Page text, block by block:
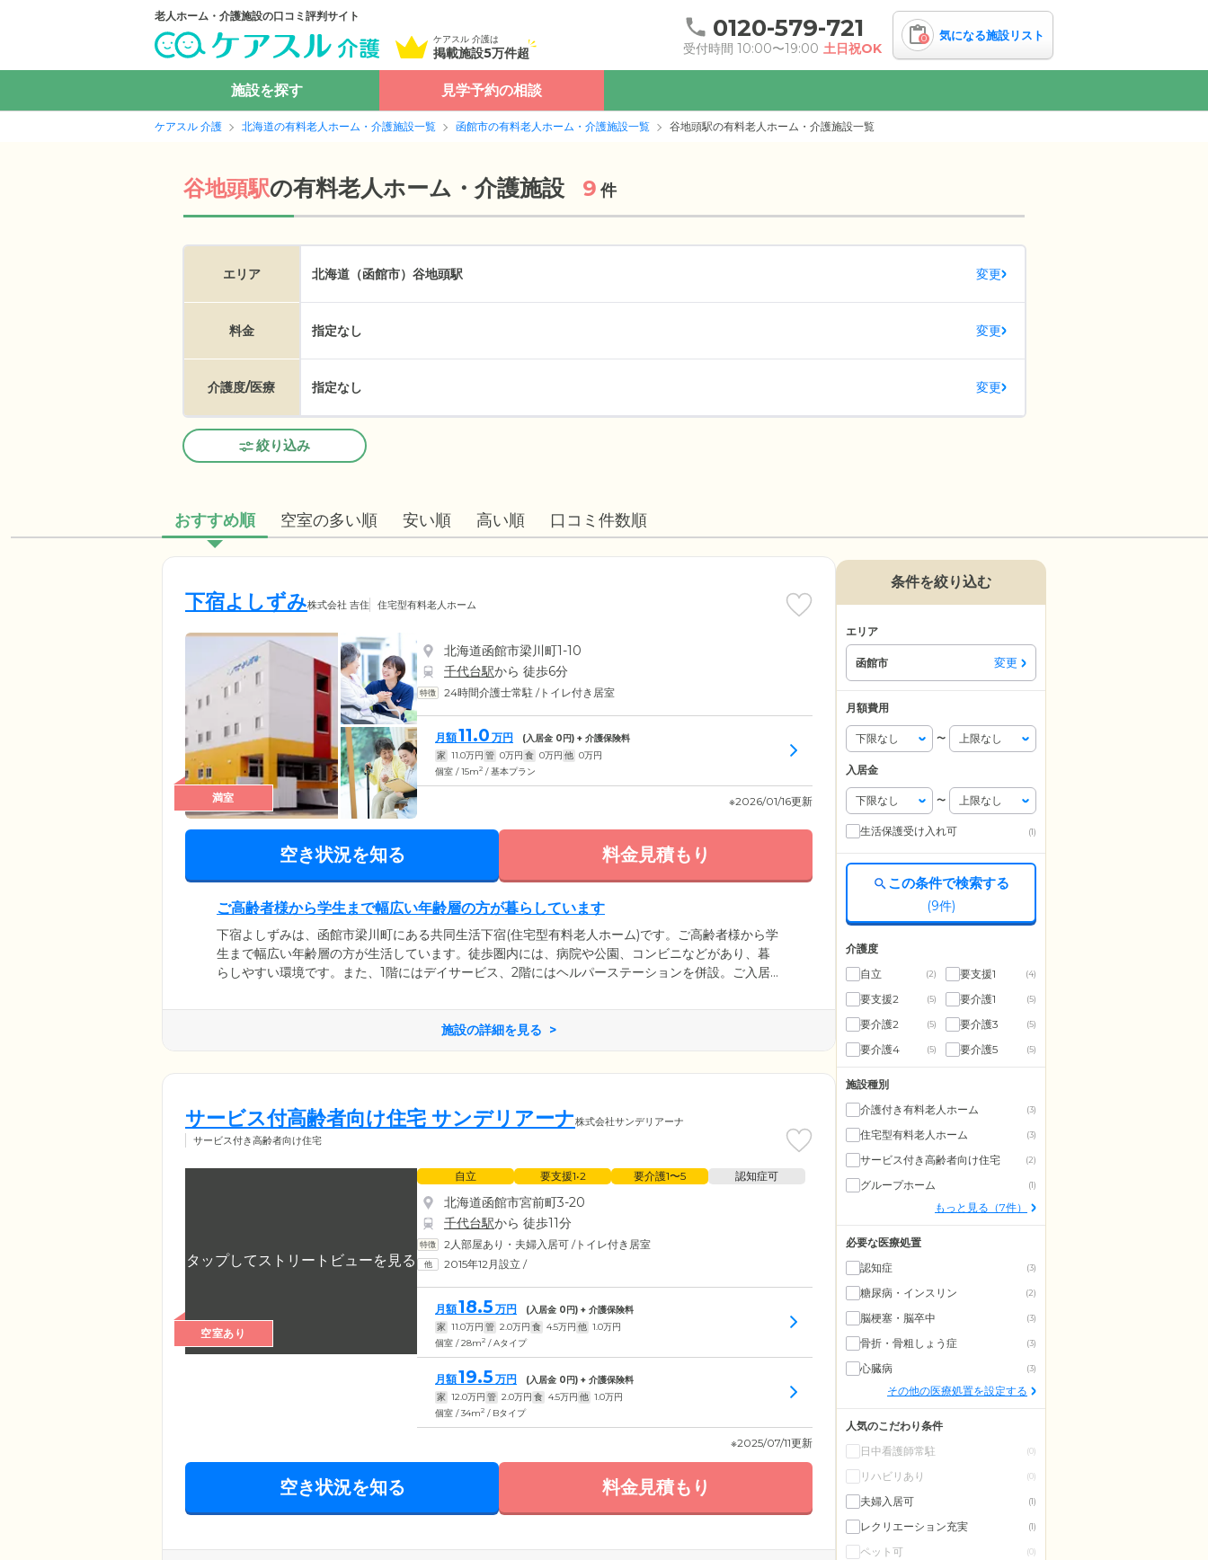
老人ホーム・介護施設の口コミ評判サイト
ケアスル 介護は
掲載施設5万件超
0120-579-721
受付時間 10:00〜19:00 土日祝OK
0 気になる施設リスト
施設を探す 見学予約の相談
ケアスル 介護 北海道の有料老人ホーム・介護施設一覧 函館市の有料老人ホーム・介護施設一覧 谷地頭駅の有料老人ホーム・介護施設一覧
谷地頭駅の有料老人ホーム・介護施設 9 件
エリア 北海道（函館市） 谷地頭駅 変更
料金 指定なし 変更
介護度/医療 指定なし 変更
絞り込み
おすすめ順 空室の多い順 安い順 高い順 口コミ件数順
下宿よしずみ株式会社 吉住 住宅型有料老人ホーム
満室
北海道函館市梁川町1-10
千代台駅から 徒歩6分
24時間介護士常駐 /トイレ付き居室
月額11.0 万円 (入居金 0円) + 介護保険料
家 11.0万円 管 0万円 食 0万円 他 0万円
個室 / 15m2 / 基本プラン
※2026/01/16更新
空き状況を知る 料金見積もり
ご高齢者様から学生まで幅広い年齢層の方が暮らしています
下宿よしずみは、函館市梁川町にある共同生活下宿(住宅型有料老人ホーム)です。ご高齢者様から学
生まで幅広い年齢層の方が生活しています。徒歩圏内には、病院や公園、コンビニなどがあり、暮
らしやすい環境です。また、1階にはデイサービス、2階にはヘルパーステーションを併設。ご入居
が24時間常駐。夜間の安否確認を実施しています。さらに日中は看護師が常駐。ご入居のみなさま
の健康管理を行っています。安心・快適に過ごしていただけるように、サービスの充実に努めてい
施設の詳細を見る
サービス付高齢者向け住宅 サンデリアーナ株式会社サンデリアーナ
サービス付き高齢者向け住宅
空室あり
自立 要支援1•2 要介護1〜5 認知症可
北海道函館市宮前町3-20
千代台駅から 徒歩11分
2人部屋あり・夫婦入居可 /トイレ付き居室
2015年12月設立 /
月額18.5 万円 (入居金 0円) + 介護保険料
家 11.0万円 管 2.0万円 食 4.5万円 他 1.0万円
個室 / 28m2 / Aタイプ
月額19.5 万円 (入居金 0円) + 介護保険料
家 12.0万円 管 2.0万円 食 4.5万円 他 1.0万円
個室 / 34m2 / Bタイプ
※2025/07/11更新
空き状況を知る 料金見積もり
条件を絞り込む
エリア
函館市 変更
月額費用
〜
入居金
〜
生活保護受け入れ可 (1)
この条件で検索する
(9件)
介護度
自立
(2) 要支援1 (4)
要支援2 (5) 要介護1 (5)
要介護2 (5) 要介護3 (5)
要介護4 (5) 要介護5 (5)
施設種別
介護付き有料老人ホーム
(3)
住宅型有料老人ホーム (3)
サービス付き高齢者向け住宅 (2)
グループホーム (1)
もっと見る（7件）
必要な医療処置
認知症
(3)
糖尿病・インスリン (2)
脳梗塞・脳卒中 (3)
骨折・骨粗しょう症 (3)
心臓病 (3)
その他の医療処置を設定する
人気のこだわり条件
日中看護師常駐
(0)
リハビリあり (0)
夫婦入居可 (1)
レクリエーション充実 (1)
ペット可 (0)